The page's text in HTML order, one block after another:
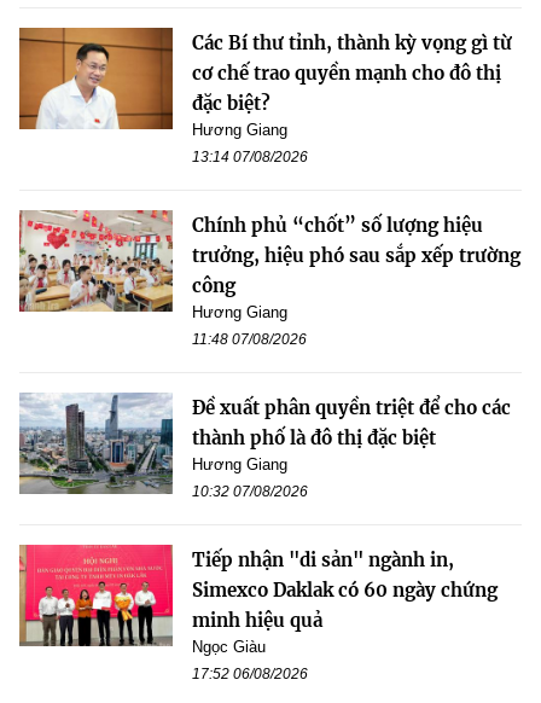
Các Bí thư tỉnh, thành kỳ vọng gì từ
cơ chế trao quyền mạnh cho đô thị
đặc biệt?
Hương Giang
13:14 07/08/2026
Chính phủ “chốt” số lượng hiệu
trưởng, hiệu phó sau sắp xếp trường
công
Hương Giang
11:48 07/08/2026
Đề xuất phân quyền triệt để cho các
thành phố là đô thị đặc biệt
Hương Giang
10:32 07/08/2026
Tiếp nhận "di sản" ngành in,
Simexco Daklak có 60 ngày chứng
minh hiệu quả
Ngọc Giàu
17:52 06/08/2026